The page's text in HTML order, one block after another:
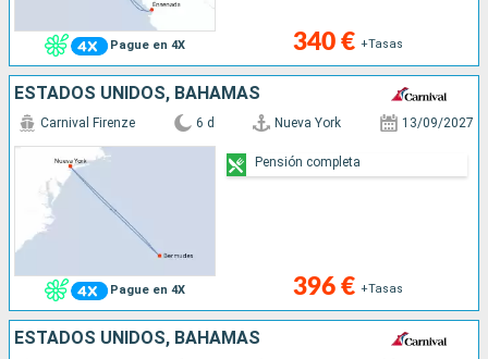
Pague en 4X 340 € +Tasas
ESTADOS UNIDOS, BAHAMAS
Pague en 4X
Carnival Firenze 6 d Nueva York 13/09/2027
396 € +Tasas
Pensión completa
ESTADOS UNIDOS, BAHAMAS